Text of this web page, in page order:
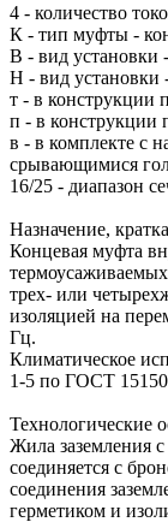
4 - количество
К - тип муфты -
В - вид установки
Н - вид установки
т - в конструкции
п - в конструкции
в - в комплекте с
срывающимися
16/25 - диапазон
Назначение,
Концевая муфта
трех- или
изоляцией на
Гц.
Климатическое
1-5 по ГОСТ
Технологические
Жила заземления
соединяется с
соединения
герметиком и